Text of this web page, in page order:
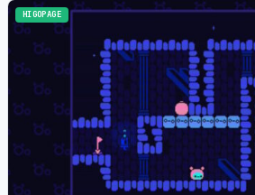
HIGOPAGE